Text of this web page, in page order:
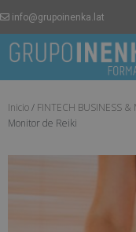
info@grupoinenka.lat
Inicio/ FINTECH BUSINESS
Monitor de Reiki